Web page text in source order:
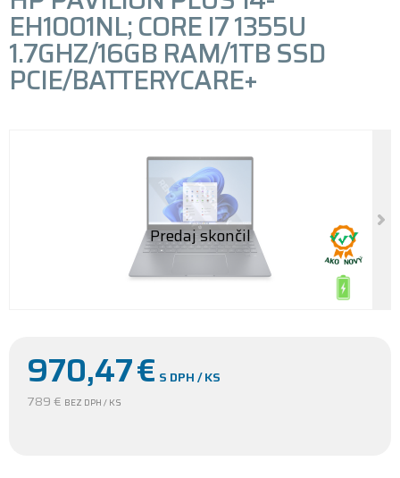
EH1001NL; CORE I7 1355U
1.7GHZ/16GB RAM/1TB SSD
PCIE/BATTERYCARE+
970,47€ S DPH / KS
789 € BEZ DPH / KS